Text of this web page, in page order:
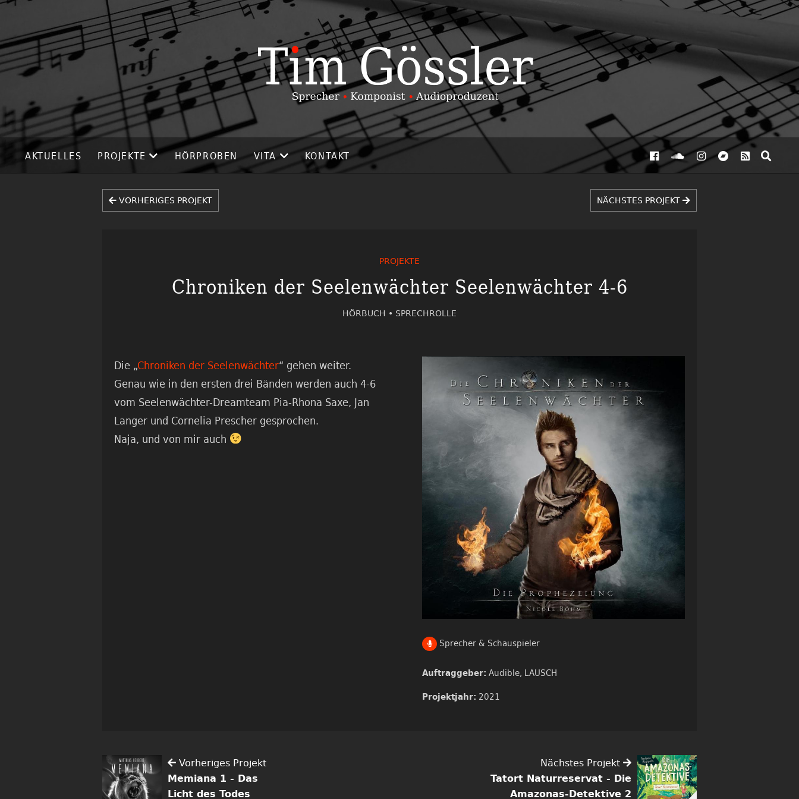
AKTUELLES PROJEKTE HÖRPROBEN VITA KONTAKT
VORHERIGES PROJEKT NÄCHSTES PROJEKT
PROJEKTE
Chroniken der Seelenwächter Seelenwächter 4-6
HÖRBUCH • SPRECHROLLE
Sprecher & Schauspieler
Auftraggeber: Audible, LAUSCH
Projektjahr: 2021
Die „Chroniken der Seelenwächter“ gehen weiter.
Genau wie in den ersten drei Bänden werden auch 4-6
vom Seelenwächter-Dreamteam Pia-Rhona Saxe, Jan
Langer und Cornelia Prescher gesprochen.
Naja, und von mir auch
Vorheriges Projekt
Memiana 1 - Das
Licht des Todes
Nächstes Projekt
Tatort Naturreservat - Die
Amazonas-Detektive 2